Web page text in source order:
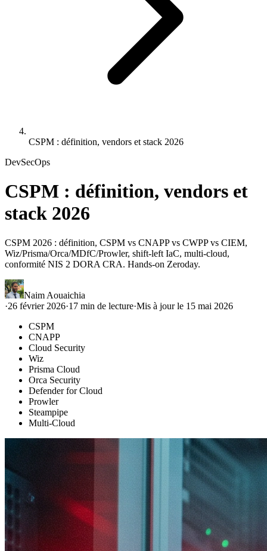
CSPM : définition, vendors et stack 2026
DevSecOps
CSPM : définition, vendors et
stack 2026
CSPM 2026 : définition, CSPM vs CNAPP vs CWPP vs CIEM,
Wiz/Prisma/Orca/MDfC/Prowler, shift-left IaC, multi-cloud,
conformité NIS 2 DORA CRA. Hands-on Zeroday.
Naim Aouaichia
·26 février 2026·17 min de lecture·Mis à jour le 15 mai 2026
CSPM
CNAPP
Cloud Security
Wiz
Prisma Cloud
Orca Security
Defender for Cloud
Prowler
Steampipe
Multi-Cloud